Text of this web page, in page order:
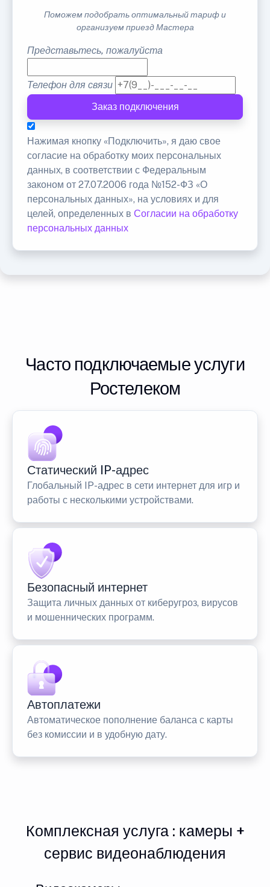
Поможем подобрать оптимальный тариф и
организуем приезд Мастера
Представьтесь, пожалуйста
Телефон для связи
Заказ подключения
Нажимая кнопку «Подключить», я даю свое
согласие на обработку моих персональных
данных, в соответствии с Федеральным
законом от 27.07.2006 года №152-ФЗ «О
персональных данных», на условиях и для
целей, определенных в Согласии на обработку
персональных данных
Часто подключаемые услуги
Ростелеком
Статический IP-адрес
Глобальный IP-адрес в сети интернет для игр и
работы с несколькими устройствами.
Безопасный интернет
Защита личных данных от киберугроз, вирусов
и мошеннических программ.
Автоплатежи
Автоматическое пополнение баланса с карты
без комиссии и в удобную дату.
Комплексная услуга : камеры +
сервис видеонаблюдения